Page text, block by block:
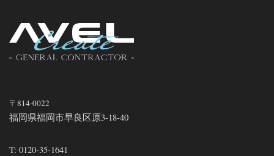
〒814-0022
福岡県福岡市早良区原3-18-40
T: 0120-35-1641